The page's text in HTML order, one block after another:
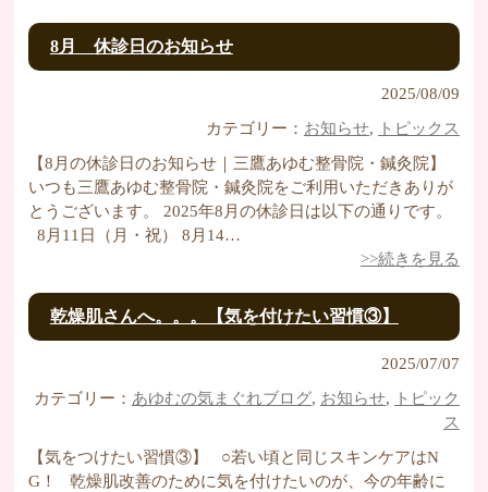
8月 休診日のお知らせ
2025/08/09
カテゴリー： お知らせ,
トピックス
【8月の休診日のお知らせ｜三鷹あゆむ整骨院・鍼灸院】
いつも三鷹あゆむ整骨院・鍼灸院をご利用いただきありが
とうございます。 2025年8月の休診日は以下の通りです。
8月11日（月・祝） 8月14…
>>続きを見る
乾燥肌さんへ。。。【気を付けたい習慣③】
2025/07/07
カテゴリー： あゆむの気まぐれブログ, お知らせ,
トピック
ス
【気をつけたい習慣③】 ○若い頃と同じスキンケアはN
G！ 乾燥肌改善のために気を付けたいのが、今の年齢に